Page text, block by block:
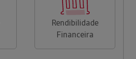
Rendibilidade
Financeira